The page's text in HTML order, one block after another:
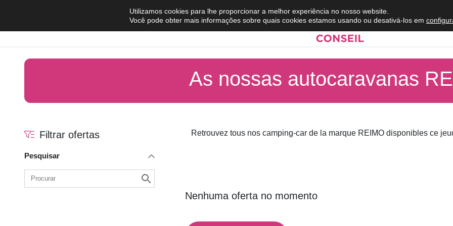
Vender
As nossas autocaravanas
Filtrar ofertas
Pesquisar
Retrouvez tous nos camping-car de la marque REIMO disponibles ce
Nenhuma oferta no momento
Utilizamos cookies para lhe proporcionar a melhor experiência no nosso website.
Você pode obter mais informações sobre quais cookies estamos usando ou desativá-los em